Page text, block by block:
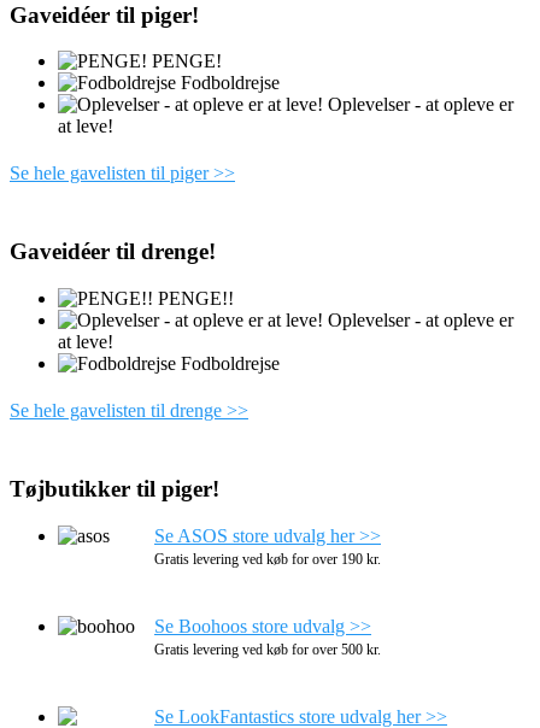
Gaveidéer til piger!
PENGE!
Fodboldrejse
Oplevelser - at opleve er
at leve!
Se hele gavelisten til piger >>
Gaveidéer til drenge!
PENGE!!
Oplevelser - at opleve er
at leve!
Fodboldrejse
Se hele gavelisten til drenge >>
Tøjbutikker til piger!
Se ASOS store udvalg her >>
Gratis levering ved køb for over 190 kr.
Se Boohoos store udvalg >>
Gratis levering ved køb for over 500 kr.
Se LookFantastics store udvalg her >>